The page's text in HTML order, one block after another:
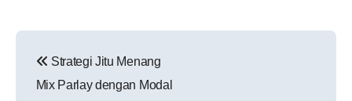
navigation
Strategi Jitu Menang
Mix Parlay dengan Modal